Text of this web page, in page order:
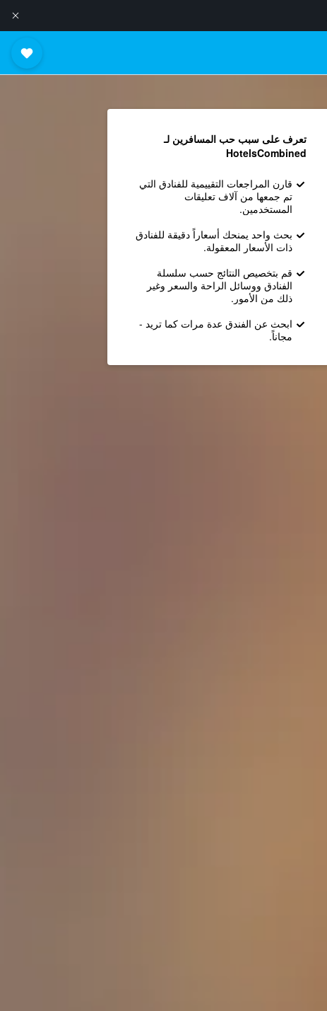
تعرف على سبب حب المسافرين لـ
HotelsCombined
قارن المراجعات التقييمية للفنادق التي
تم جمعها من آلاف تعليقات
المستخدمين.
بحث واحد يمنحك أسعاراً دقيقة للفنادق
ذات الأسعار المعقولة.
قم بتخصيص النتائج حسب سلسلة
الفنادق ووسائل الراحة والسعر وغير
ذلك من الأمور.
ابحث عن الفندق عدة مرات كما تريد -
مجاناً.